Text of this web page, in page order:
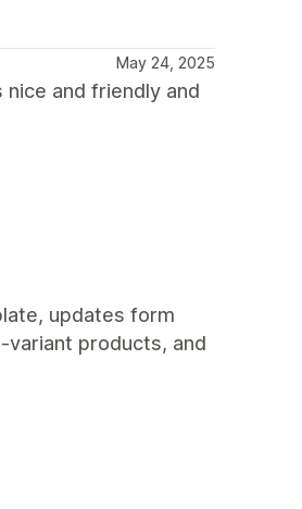
May 24, 2025
and friendly and
updates form
products, and